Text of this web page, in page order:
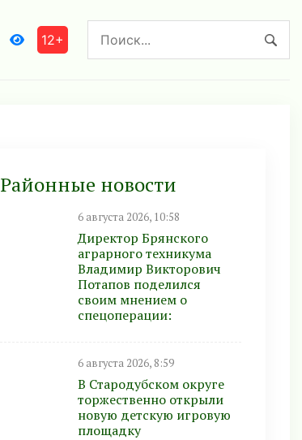
12+
Районные новости
6 августа 2026, 10:58
Директор Брянского
аграрного техникума
Владимир Викторович
Потапов поделился
своим мнением о
спецоперации:
6 августа 2026, 8:59
В Стародубском округе
торжественно открыли
новую детскую игровую
площадку